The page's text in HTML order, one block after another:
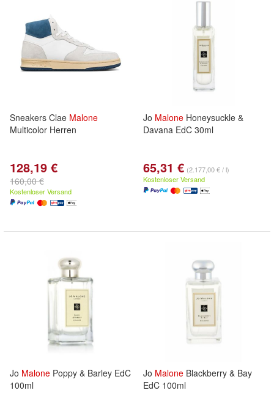
Sneakers Clae Malone
Multicolor Herren
128,19 €
160,00 €
Kostenloser Versand
Jo Malone Honeysuckle &
Davana EdC 30ml
65,31 € (2.177,00 € / l)
Kostenloser Versand
Jo Malone Poppy & Barley EdC
100ml
Jo Malone Blackberry & Bay
EdC 100ml